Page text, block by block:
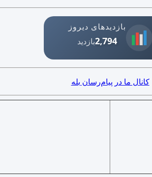
بازدیدهای دیروز
2,794بازدید
کانال ما در پیام‌رسان بله